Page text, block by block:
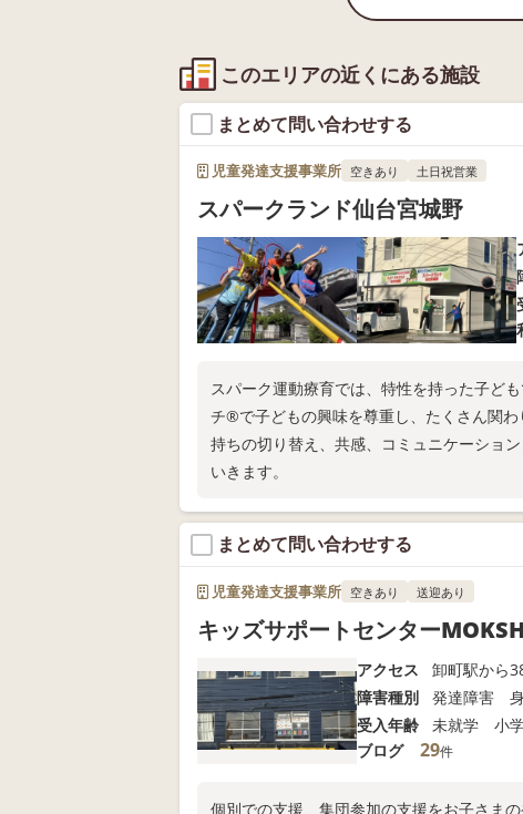
このエリアの近くにある施設
まとめて問い合わせする
児童発達支援事業所 空きあり 土日祝営業
スパークランド仙台宮城野
スパーク運動療育では、特性を持った子ど
チ®で子どもの興味を尊重し、たくさん関
持ちの切り替え、共感、コミュニケーショ
いきます。
まとめて問い合わせする
児童発達支援事業所 空きあり 送迎あり
キッズサポートセンター
アクセス
卸町駅から
障害種別
発達障害
受入年齢
未就学 小
ブログ
29件
個別での支援、集団参加の支援をお子さま